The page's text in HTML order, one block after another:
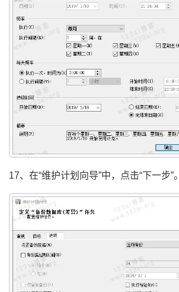
17、在“维护计划向导”中，点击“下一步”。